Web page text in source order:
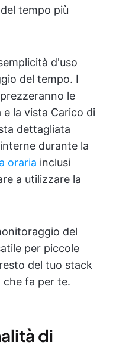
tempo più
d'uso
del tempo. I
le
la vista Carico di
dettagliata
durante la
oraria inclusi
a utilizzare la
del
per piccole
del tuo stack
che fa per te.
di